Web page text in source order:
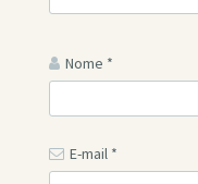
Nome *
E-mail *